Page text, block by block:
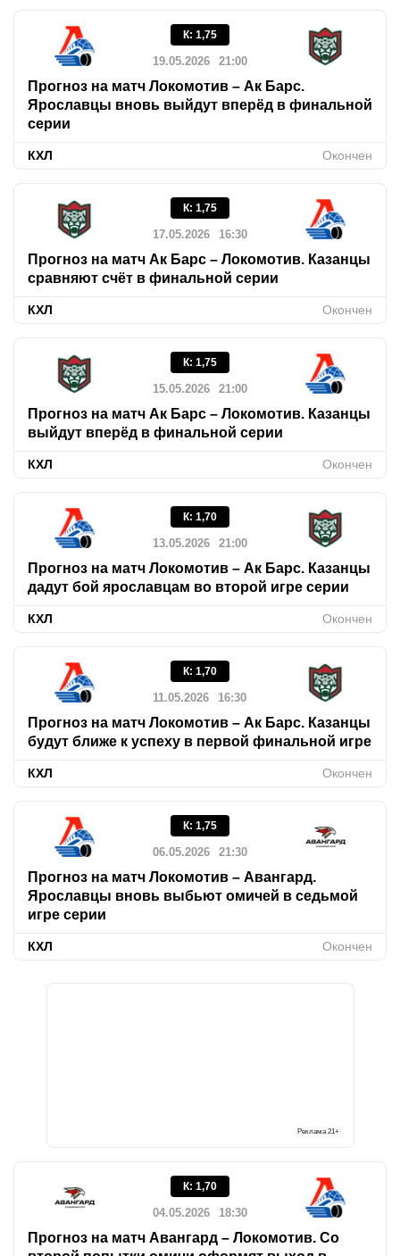
К: 1,75
19.05.2026 21:00
Прогноз на матч Локомотив – Ак Барс.
Ярославцы вновь выйдут вперёд в финальной
серии
КХЛ Окончен
К: 1,75
17.05.2026 16:30
Прогноз на матч Ак Барс – Локомотив. Казанцы
сравняют счёт в финальной серии
КХЛ Окончен
К: 1,75
15.05.2026 21:00
Прогноз на матч Ак Барс – Локомотив. Казанцы
выйдут вперёд в финальной серии
КХЛ Окончен
К: 1,70
13.05.2026 21:00
Прогноз на матч Локомотив – Ак Барс. Казанцы
дадут бой ярославцам во второй игре серии
КХЛ Окончен
К: 1,70
11.05.2026 16:30
Прогноз на матч Локомотив – Ак Барс. Казанцы
будут ближе к успеху в первой финальной игре
КХЛ Окончен
К: 1,75
06.05.2026 21:30
Прогноз на матч Локомотив – Авангард.
Ярославцы вновь выбьют омичей в седьмой
игре серии
КХЛ Окончен
Реклама 21+
К: 1,70
04.05.2026 18:30
Прогноз на матч Авангард – Локомотив. Со